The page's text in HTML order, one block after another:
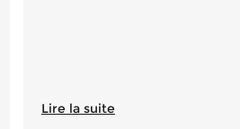
Lire la suite